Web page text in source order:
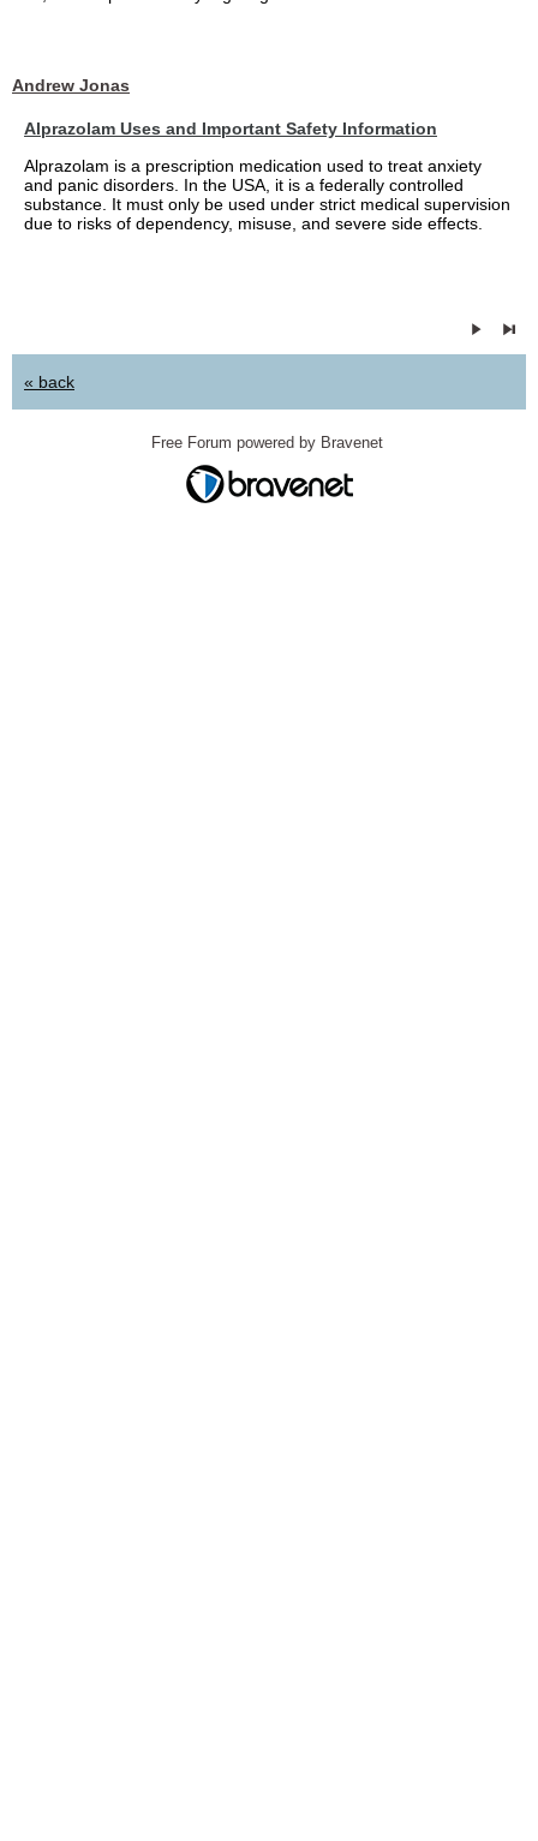
Andrew Jonas
Alprazolam Uses and Important Safety Information
Alprazolam is a prescription medication used to treat anxiety
and panic disorders. In the USA, it is a federally controlled
substance. It must only be used under strict medical supervision
due to risks of dependency, misuse, and severe side effects.
« back
Free Forum powered by Bravenet